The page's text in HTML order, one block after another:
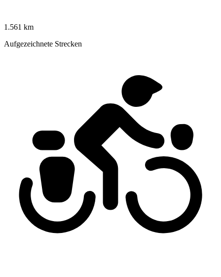
1.561 km
Aufgezeichnete Strecken